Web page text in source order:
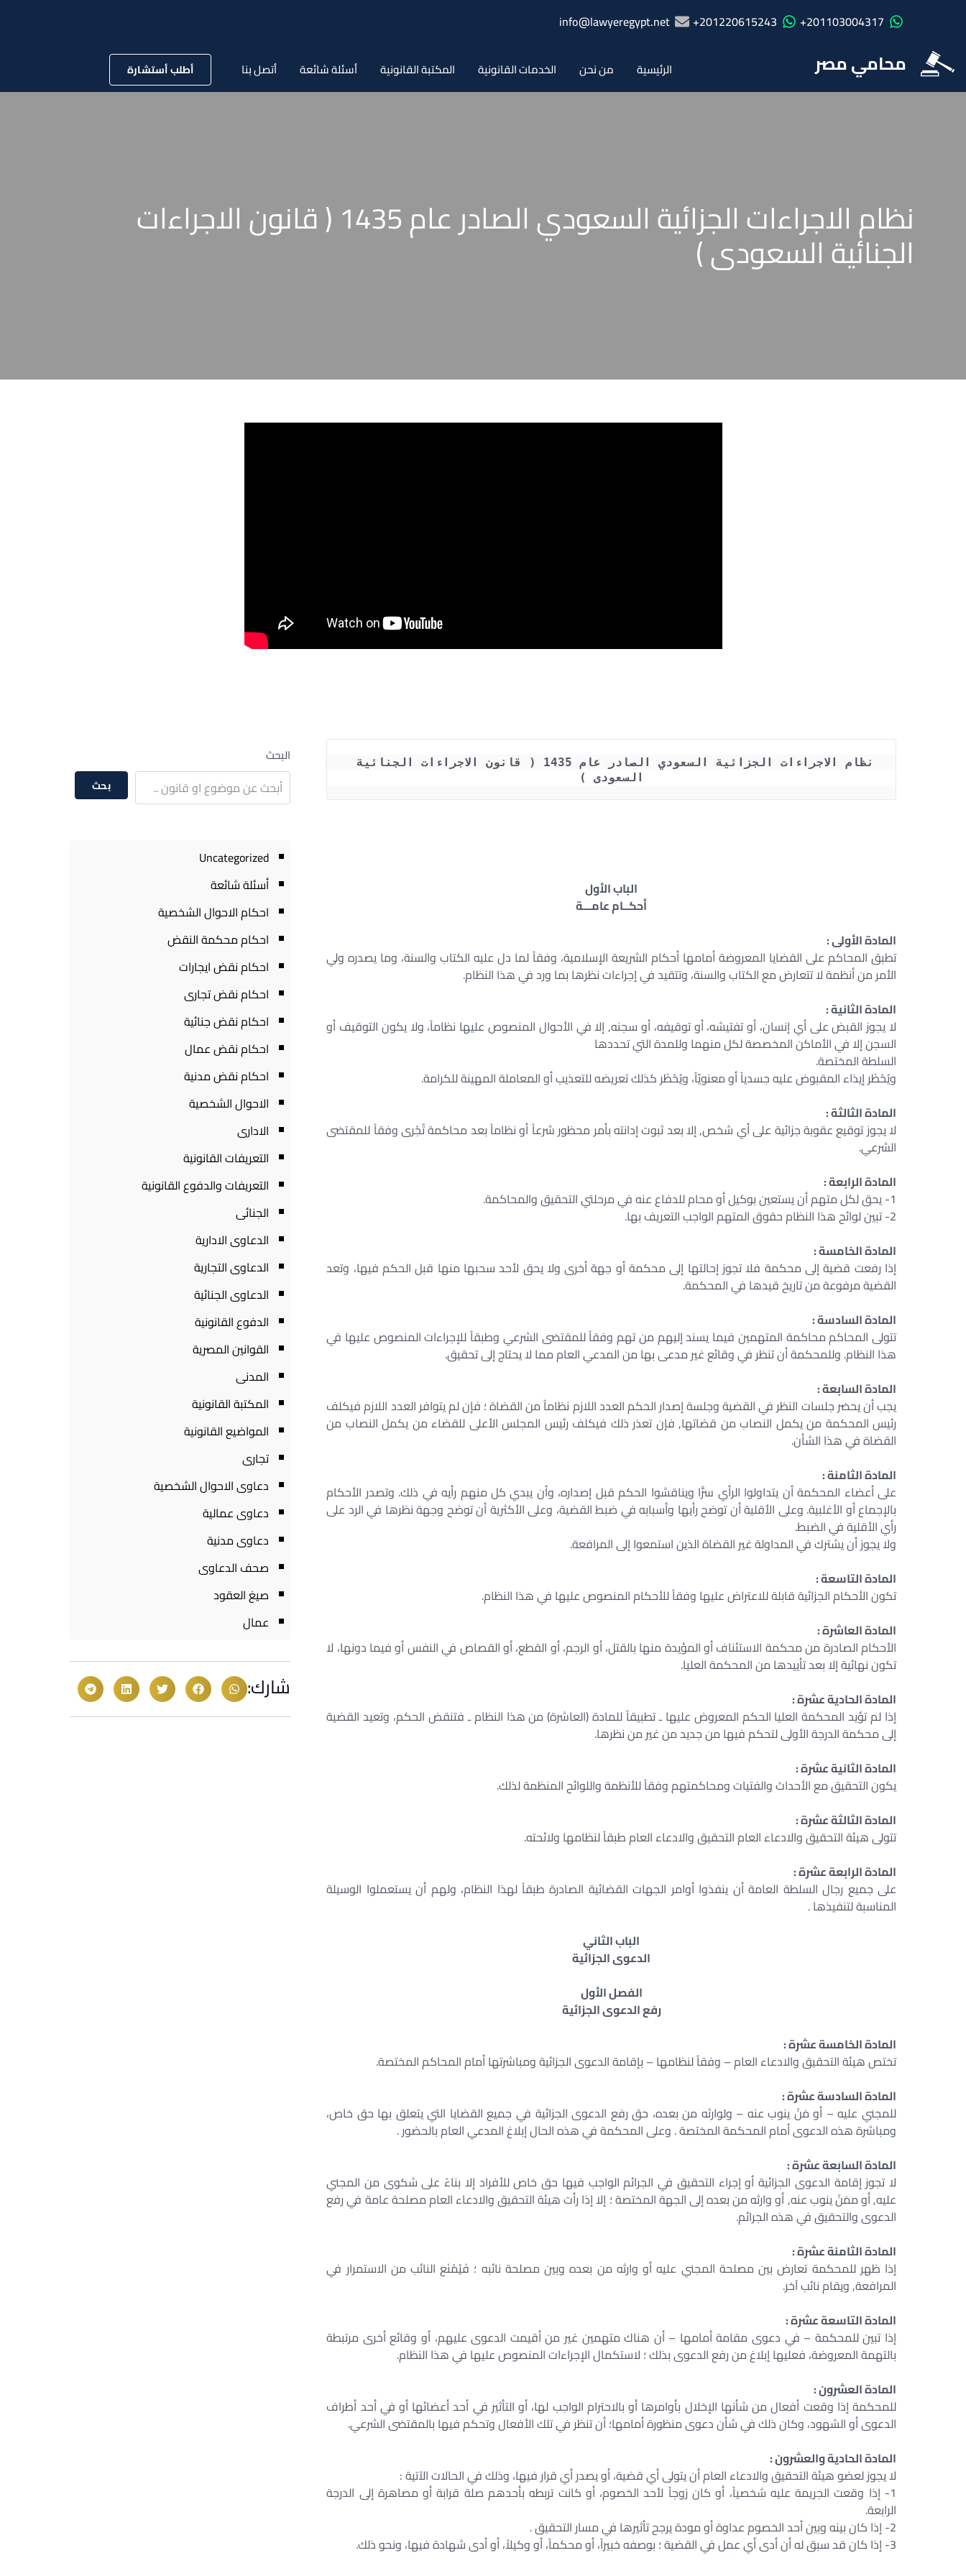
201103004317+
201220615243+
info@lawyeregypt.net
محامي مصر الرئيسية من نحن الخدمات القانونية المكتبة القانونية أسئلة شائعة أتصل بنا أطلب أستشارة
نظام الاجراءات الجزائية السعودي الصادر عام 1435 ( قانون الاجراءات
الجنائية السعودى )
السعودى )
الباب الأول
أحكــام عامـــة
المادة الأولى :
تطبق المحاكم على القضايا المعروضة أمامها أحكام الشريعة الإسلامية، وفقاً لما دل عليه الكتاب والسنة، وما يصدره ولي
الأمر من أنظمة لا تتعارض مع الكتاب والسنة، وتتقيد في إجراءات نظرها بما ورد في هذا النظام.
المادة الثانية :
لا يجوز القبض على أي إنسان، أو تفتيشه، أو توقيفه، أو سجنه, إلا في الأحوال المنصوص عليها نظاماً، ولا يكون التوقيف أو
السجن إلا في الأماكن المخصصة لكل منهما وللمدة التي تحددها
السلطة المختصة.
ويُحْظَر إيذاء المقبوض عليه جسدياً أو معنويّاً، ويُحْظَر كذلك تعريضه للتعذيب أو المعاملة المهينة للكرامة.
المادة الثالثة :
لا يجوز توقيع عقوبة جزائية على أي شخص, إلا بعد ثبوت إدانته بأمر محظور شرعاً أو نظاماً بعد محاكمة تُجْرى وفقاً للمقتضى
الشرعي.
المادة الرابعة :
1- يحق لكل متهم أن يستعين بوكيل أو محام للدفاع عنه في مرحلتي التحقيق والمحاكمة.
2- تبين لوائح هذا النظام حقوق المتهم الواجب التعريف بها.
المادة الخامسة :
إذا رفعت قضية إلى محكمة فلا تجوز إحالتها إلى محكمة أو جهة أخرى ولا يحق لأحد سحبها منها قبل الحكم فيها، وتعد
القضية مرفوعة من تاريخ قيدها في المحكمة.
المادة السادسة :
تتولى المحاكم محاكمة المتهمين فيما يسند إليهم من تهم وفقاً للمقتضى الشرعي وطبقاً للإجراءات المنصوص عليها في
هذا النظام. وللمحكمة أن تنظر في وقائع غير مدعى بها من المدعي العام مما لا يحتاج إلى تحقيق.
المادة السابعة :
يجب أن يحضر جلسات النظر في القضية وجلسة إصدار الحكم العدد اللازم نظاماً من القضاة ؛ فإن لم يتوافر العدد اللازم فيكلف
رئيس المحكمة من يكمل النصاب من قضاتها, فإن تعذر ذلك فيكلف رئيس المجلس الأعلى للقضاء من يكمل النصاب من
القضاة في هذا الشأن.
المادة الثامنة :
على أعضاء المحكمة أن يتداولوا الرأي سرًّا ويناقشوا الحكم قبل إصداره، وأن يبدي كل منهم رأيه في ذلك. وتصدر الأحكام
بالإجماع أو الأغلبية. وعلى الأقلية أن توضح رأيها وأسبابه في ضبط القضية، وعلى الأكثرية أن توضح وجهة نظرها في الرد على
رأي الأقلية في الضبط.
ولا يجوز أن يشترك في المداولة غير القضاة الذين استمعوا إلى المرافعة.
المادة التاسعة :
تكون الأحكام الجزائية قابلة للاعتراض عليها وفقاً للأحكام المنصوص عليها في هذا النظام.
المادة العاشرة :
الأحكام الصادرة من محكمة الاستئناف أو المؤيدة منها بالقتل، أو الرجم، أو القطع، أو القصاص في النفس أو فيما دونها، لا
تكون نهائية إلا بعد تأييدها من المحكمة العليا.
المادة الحادية عشرة :
إذا لم تؤيد المحكمة العليا الحكم المعروض عليها ـ تطبيقاً للمادة (العاشرة) من هذا النظام ـ فتنقض الحكم، وتعيد القضية
إلى محكمة الدرجة الأولى لتحكم فيها من جديد من غير من نظرها.
المادة الثانية عشرة :
يكون التحقيق مع الأحداث والفتيات ومحاكمتهم وفقاً للأنظمة واللوائح المنظمة لذلك.
المادة الثالثة عشرة :
تتولى هيئة التحقيق والادعاء العام التحقيق والادعاء العام طبقاً لنظامها ولائحته.
المادة الرابعة عشرة :
على جميع رجال السلطة العامة أن ينفذوا أوامر الجهات القضائية الصادرة طبقاً لهذا النظام، ولهم أن يستعملوا الوسيلة
المناسبة لتنفيذها .
الباب الثاني
الدعوى الجزائية
الفصل الأول
رفع الدعوى الجزائية
المادة الخامسة عشرة :
تختص هيئة التحقيق والادعاء العام – وفقاً لنظامها – بإقامة الدعوى الجزائية ومباشرتها أمام المحاكم المختصة.
المادة السادسة عشرة :
للمجني عليه – أو مَنْ ينوب عنه – ولوارثه من بعده، حق رفع الدعوى الجزائية في جميع القضايا التي يتعلق بها حق خاص،
ومباشرة هذه الدعوى أمام المحكمة المختصة . وعلى المحكمة في هذه الحال إبلاغ المدعي العام بالحضور .
المادة السابعة عشرة :
لا تجوز إقامة الدعوى الجزائية أو إجراء التحقيق في الجرائم الواجب فيها حق خاص للأفراد إلا بناءً على شكوى من المجني
عليه, أو ممَنْ ينوب عنه, أو وارثه من بعده إلى الجهة المختصة ؛ إلا إذا رأت هيئة التحقيق والادعاء العام مصلحة عامة في رفع
الدعوى والتحقيق في هذه الجرائم.
المادة الثامنة عشرة :
إذا ظهر للمحكمة تعارض بين مصلحة المجني عليه أو وارثه من بعده وبين مصلحة نائبه ؛ فَيُمْنَع النائب من الاستمرار في
المرافعة, ويقام نائب آخر.
المادة التاسعة عشرة :
إذا تبين للمحكمة – في دعوى مقامة أمامها – أن هناك متهمين غير من أقيمت الدعوى عليهم، أو وقائع أخرى مرتبطة
بالتهمة المعروضة، فعليها إبلاغ من رفع الدعوى بذلك ؛ لاستكمال الإجراءات المنصوص عليها في هذا النظام.
المادة العشرون :
للمحكمة إذا وقعت أفعال من شأنها الإخلال بأوامرها أو بالاحترام الواجب لها، أو التأثير في أحد أعضائها أو في أحد أطراف
الدعوى أو الشهود، وكان ذلك في شأن دعوى منظورة أمامها؛ أن تنظر في تلك الأفعال وتحكم فيها بالمقتضى الشرعي.
المادة الحادية والعشرون :
لا يجوز لعضو هيئة التحقيق والادعاء العام أن يتولى أي قضية، أو يصدر أي قرار فيها، وذلك في الحالات الآتية :
1- إذا وقعت الجريمة عليه شخصياً، أو كان زوجاً لأحد الخصوم، أو كانت تربطه بأحدهم صلة قرابة أو مصاهرة إلى الدرجة
الرابعة.
2- إذا كان بينه وبين أحد الخصوم عداوة أو مودة يرجح تأثيرها في مسار التحقيق .
3- إذا كان قد سبق له أن أدى أي عمل في القضية ؛ بوصفه خبيراً، أو محكماً، أو وكيلاً، أو أدى شهادة فيها، ونحو ذلك.
البحث
بحث
Uncategorized
أسئلة شائعة
احكام الاحوال الشخصية
احكام محكمة النقض
احكام نقض ايجارات
احكام نقض تجارى
احكام نقض جنائية
احكام نقض عمال
احكام نقض مدنية
الاحوال الشخصية
الادارى
التعريفات القانونية
التعريفات والدفوع القانونية
الجنائى
الدعاوى الادارية
الدعاوى التجارية
الدعاوى الجنائية
الدفوع القانونية
القوانين المصرية
المدنى
المكتبة القانونية
المواضيع القانونية
تجارى
دعاوى الاحوال الشخصية
دعاوى عمالية
دعاوى مدنية
صحف الدعاوى
صيغ العقود
عمال
شارك: